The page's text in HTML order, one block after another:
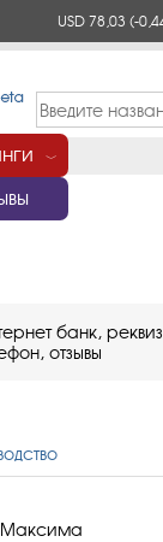
USD 78,03(-
﹀
банк,
отзывы
Максима